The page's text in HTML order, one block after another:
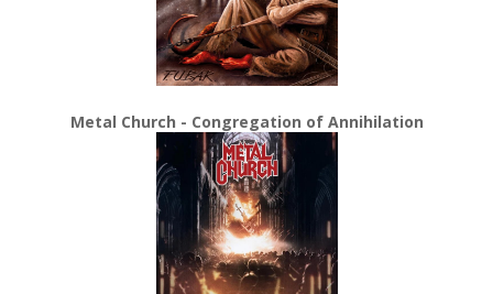
Metal Church - Congregation of Annihilation